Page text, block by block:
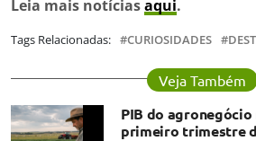
Leia mais notíciasaqui.
Tags Relacionadas: CURIOSIDADES
Veja Também
PIB do agronegócio
primeiro trimestre